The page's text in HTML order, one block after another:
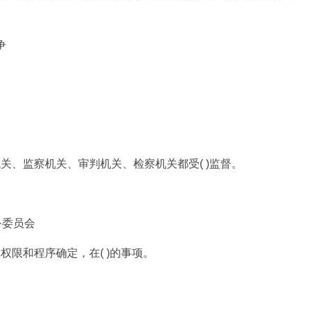
监察机关、审判机关、检察机关都受( )监督。
员会
和程序确定，在( )的事项。